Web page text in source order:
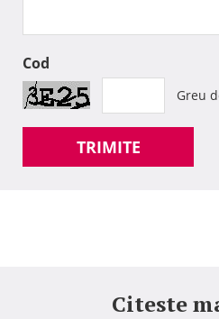
Cod
Greu
TRIMITE
Citeste